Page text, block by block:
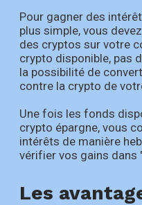
Pour gagner des
plus simple, vous
des cryptos sur votre
crypto disponible, pas
la possibilité de
contre la crypto de
Une fois les fonds
crypto épargne, vous
intérêts de manière
vérifier vos gains dans
Les